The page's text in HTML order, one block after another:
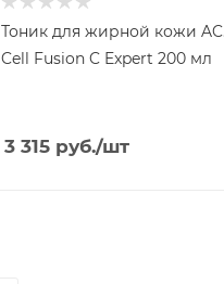
Тоник для жирной кожи
Cell Fusion C Expert 200 мл
3 315руб./шт